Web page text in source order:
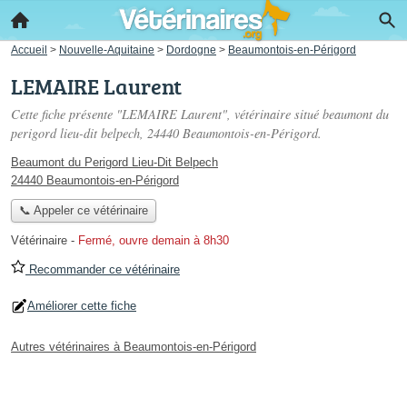
Accueil > Nouvelle-Aquitaine > Dordogne > Beaumontois-en-Périgord
LEMAIRE Laurent
Cette fiche présente "LEMAIRE Laurent", vétérinaire situé beaumont du
perigord lieu-dit belpech, 24440 Beaumontois-en-Périgord.
Beaumont du Perigord Lieu-Dit Belpech
24440 Beaumontois-en-Périgord
📞 Appeler ce vétérinaire
Vétérinaire - Fermé, ouvre demain à 8h30
Recommander ce vétérinaire
Améliorer cette fiche
Autres vétérinaires à Beaumontois-en-Périgord